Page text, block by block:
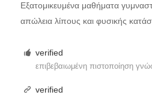
Εξατομικευμένα μαθήματα
απώλεια λίπους και φυσικής
verified
επιβεβαιωμένη πιστοποίηση
verified